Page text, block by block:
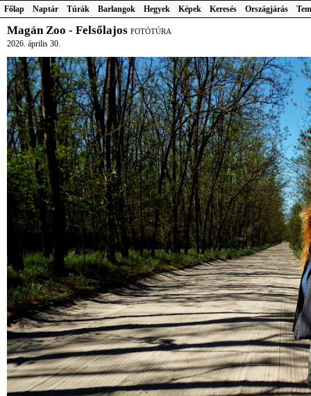
Főlap Naptár Túrák Barlangok Hegyek Képek Keresés Országjárás
Magán Zoo - Felsőlajos FOTÓTÚRA
2026. április 30.